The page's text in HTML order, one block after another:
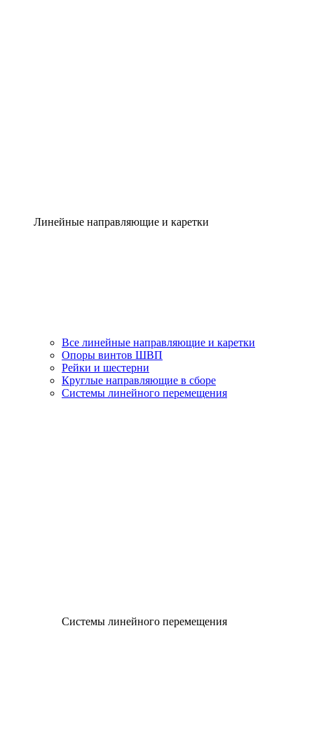
Линейные направляющие и каретки
Все линейные направляющие и каретки
Опоры винтов ШВП
Рейки и шестерни
Круглые направляющие в сборе
Системы линейного перемещения
Системы линейного перемещения